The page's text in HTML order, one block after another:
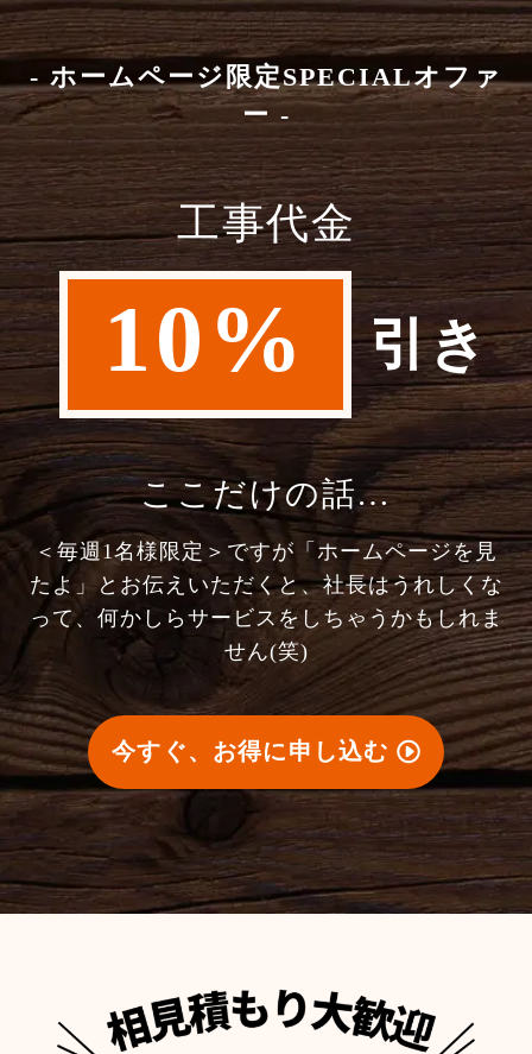
- ホームページ限定SPECIALオファ
ー -
工事代金
10% 引き
ここだけの話…
＜毎週1名様限定＞ですが「ホームページを見
たよ」とお伝えいただくと、社長はうれしくな
って、何かしらサービスをしちゃうかもしれま
せん(笑)
今すぐ、お得に申し込む